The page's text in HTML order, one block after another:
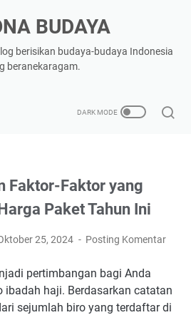
BUDAYA
berisikan budaya-budaya Indonesia
beranekaragam.
Faktor-Faktor yang
Paket Tahun Ini
25, 2024 Posting Komentar
pertimbangan bagi Anda
haji. Berdasarkan catatan
sejumlah biro yang terdaftar di